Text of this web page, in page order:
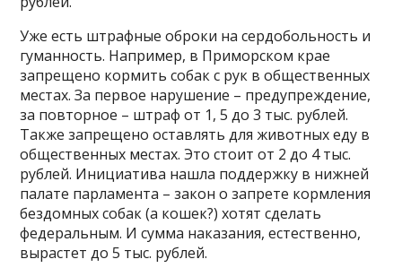
Уже есть штрафные оброки на сердобольность и
гуманность. Например, в Приморском крае
запрещено кормить собак с рук в общественных
местах. За первое нарушение – предупреждение,
за повторное – штраф от 1, 5 до 3 тыс. рублей.
Также запрещено оставлять для животных еду в
общественных местах. Это стоит от 2 до 4 тыс.
рублей. Инициатива нашла поддержку в нижней
палате парламента – закон о запрете кормления
бездомных собак (а кошек?) хотят сделать
федеральным. И сумма наказания, естественно,
вырастет до 5 тыс. рублей.